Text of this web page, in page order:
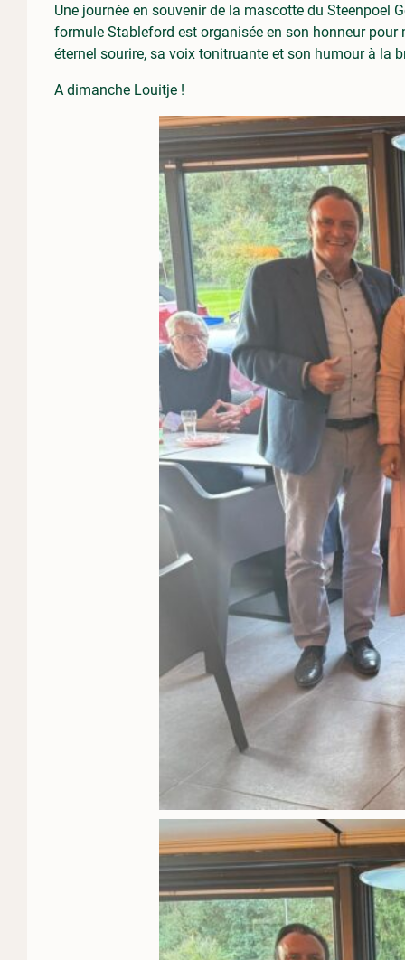
Une journée en souvenir de la mascotte du Steenpoel
formule Stableford est organisée en son honneur
éternel sourire, sa voix tonitruante et son humour à la
A dimanche Louitje !